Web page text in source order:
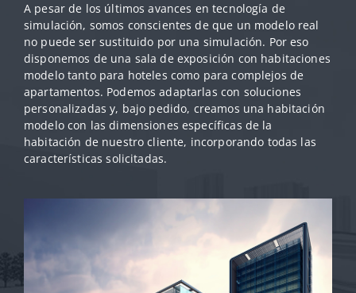
A pesar de los últimos avances en tecnología de
simulación, somos conscientes de que un modelo real
no puede ser sustituido por una simulación. Por eso
disponemos de una sala de exposición con habitaciones
modelo tanto para hoteles como para complejos de
apartamentos. Podemos adaptarlas con soluciones
personalizadas y, bajo pedido, creamos una habitación
modelo con las dimensiones específicas de la
habitación de nuestro cliente, incorporando todas las
características solicitadas.